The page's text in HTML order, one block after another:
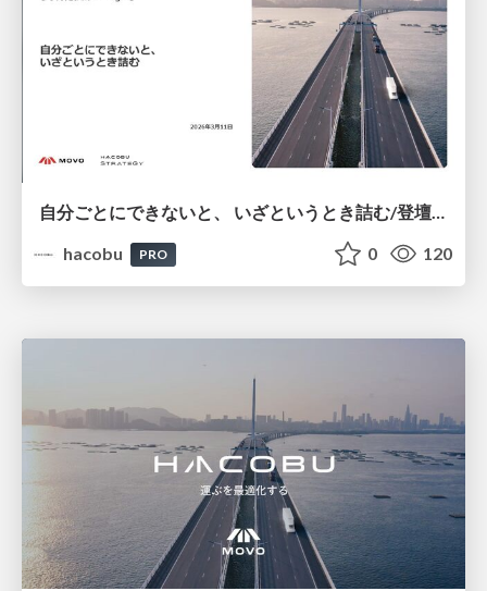
自分ごとにできないと、​ いざというとき詰む​/登壇資料（松本 寛地​）
hacobu
PRO 0 120